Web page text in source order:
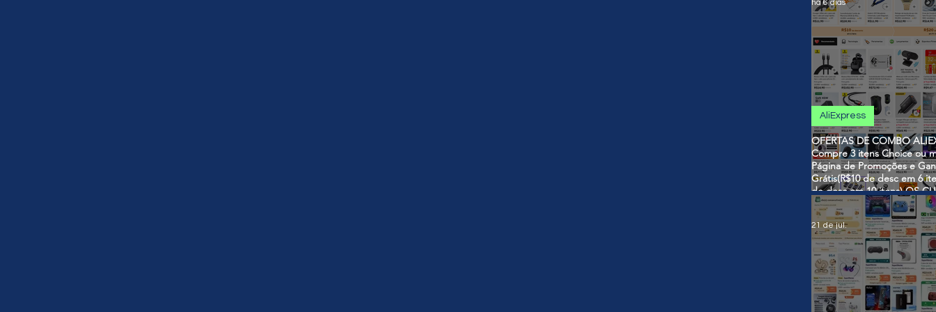
OFERTAS DE COMBO
Compre 3 itens Choice ou
Página de Promoções e
Grátis(R$10 de desc em 6
de desc em 10 itens) OS
SÃO VÁLIDOS NO COMBO
AliExpress
há 6 dias
21 de jul.